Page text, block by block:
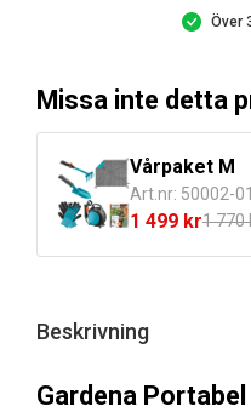
Över
Missa inte detta
Vårpaket M
Art.nr: 50002-
1 770
Det
ursprungliga
1
1 499 kr
Det
nuvarande
1
Beskrivning
Gardena